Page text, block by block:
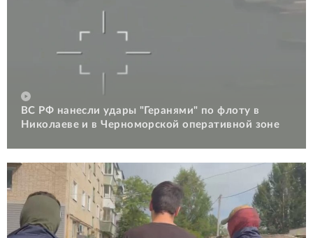
ВС РФ нанесли удары "Геранями" по флоту в
Николаеве и в Черноморской оперативной зоне